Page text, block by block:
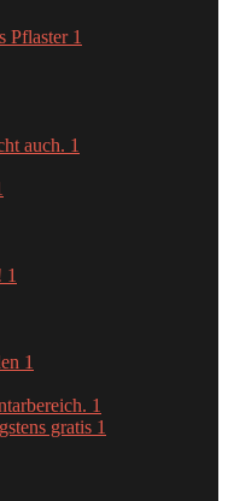
Pflaster 1
auch. 1
1
1
1
gratis 1